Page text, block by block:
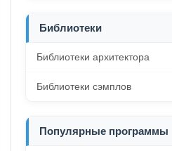
Библиотеки
Библиотеки архитектора
Библиотеки сэмплов
Популярные программы